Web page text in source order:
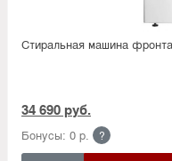
Стиральная машина
34 690 руб.
Бонусы: 0 р. ?